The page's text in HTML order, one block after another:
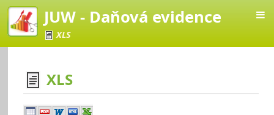
JUW - Daňová evidence
XLS
evidence
XLS